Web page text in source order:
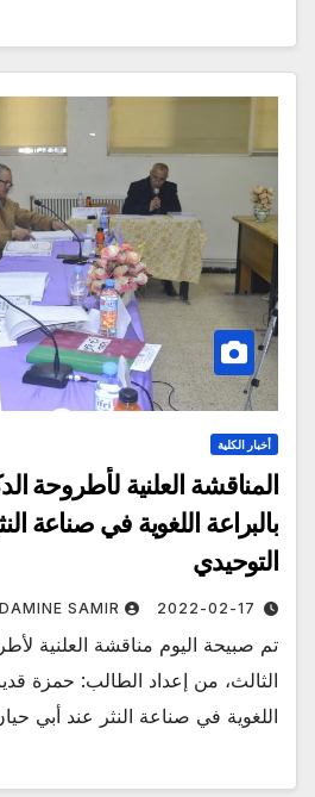
أخبار الكلية
المناقشة العلنية لأطروحة
بالبراعة اللغوية في صناعة
التوحيدي
2022-02-17
DAMINE SAMIR
تم صبيحة اليوم مناقشة العلنية
الثالث، من إعداد الطالب: حمزة
اللغوية في صناعة النثر عند أبي